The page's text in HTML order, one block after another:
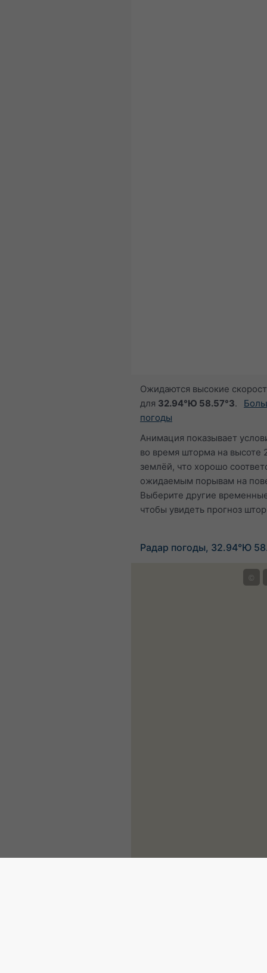
Ожидаются высокие
для 32.94°Ю 58.57°З.
погоды
Анимация показывает
во время шторма на высоте
землёй, что хорошо
ожидаемым порывам на
Выберите другие
чтобы увидеть прогноз
Радар погоды, 32.94°Ю
©